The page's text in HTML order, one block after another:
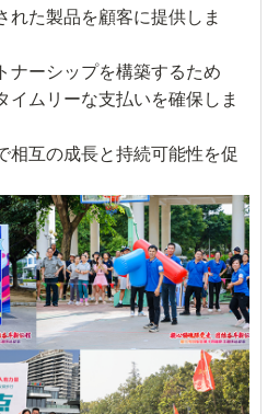
れた製品を顧客に提供しま
ナーシップを構築するため
イムリーな支払いを確保しま
相互の成長と持続可能性を促